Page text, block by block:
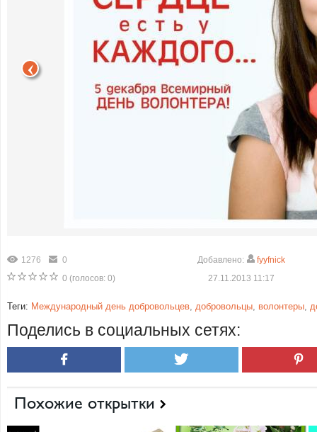
1276
0
0 (голосов: 0)
Добавлено:
fyyfnick
27.11.2013 11:17
Теги: Международный день добровольцев, добровольцы, волонтеры,
Поделись в социальных сетях:
Похожие открытки